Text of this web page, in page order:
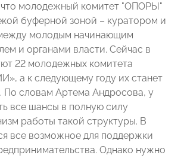
что молодежный комитет "ОПОРЫ"
буферной зоной – куратором и
молодым начинающим
и органами власти. Сейчас в
22 молодежных комитета
а к следующему году их станет
По словам Артема Андросова, у
все шансы в полную силу
работы такой структуры. В
все возможное для поддержки
Однако нужно